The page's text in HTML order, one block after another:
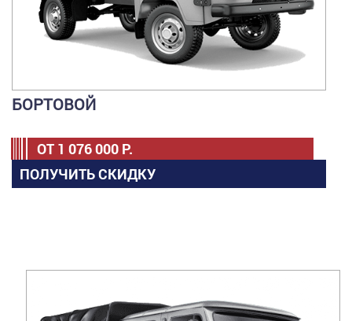
БОРТОВОЙ
ОТ 1 076 000 Р.
ПОЛУЧИТЬ СКИДКУ